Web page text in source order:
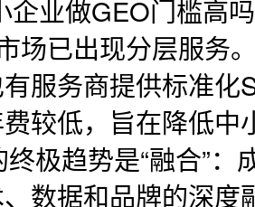
企业做GEO门槛高
场已出现分层服务
服务商提供标准化
较低，旨在降低中
终极趋势是“融合”
数据和品牌的深